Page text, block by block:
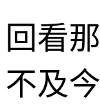
回看
不及